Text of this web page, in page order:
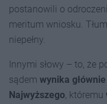
postanowili o
meritum wniosku.
niepełny.
Innymi słowy – to, że
sądem wynika
Najwyższego, któremu